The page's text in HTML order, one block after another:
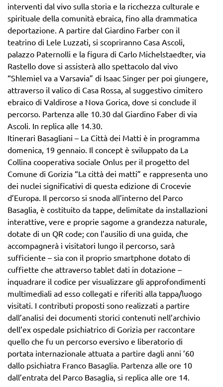
interventi dal vivo sulla storia e la ricchezza culturale e
spirituale della comunità ebraica, fino alla drammatica
deportazione. A partire dal Giardino Farber con il
teatrino di Lele Luzzati, si scopriranno Casa Ascoli,
palazzo Paternolli e la figura di Carlo Michelstaedter, via
Rastello dove si assisterà allo spettacolo dal vivo
“Shlemiel va a Varsavia” di Isaac Singer per poi giungere,
attraverso il valico di Casa Rossa, al suggestivo cimitero
ebraico di Valdirose a Nova Gorica, dove si conclude il
percorso. Partenza alle 10.30 dal Giardino Faber di via
Ascoli. In replica alle 14.30.
Itinerari Basagliani – La Città dei Matti è in programma
domenica, 19 gennaio. Il concept è sviluppato da La
Collina cooperativa sociale Onlus per il progetto del
Comune di Gorizia “La città dei matti” e rappresenta uno
dei nuclei significativi di questa edizione di Crocevie
d’Europa. Il percorso si snoda all’interno del Parco
Basaglia, è costituito da tappe, delimitate da installazioni
interattive, vere e proprie sagome a grandezza naturale,
dotate di un QR code; con l’ausilio di una guida, che
accompagnerà i visitatori lungo il percorso, sarà
sufficiente – sia con il proprio smartphone dotato di
cuffiette che attraverso tablet dati in dotazione –
inquadrare il codice per visualizzare gli approfondimenti
multimediali ad esso collegati e riferiti alla tappa/luogo
visitati. I contributi proposti sono realizzati a partire
dall’analisi dei documenti storici contenuti nell’archivio
dell’ex ospedale psichiatrico di Gorizia per raccontare
quello che fu un percorso eversivo e liberatorio di
portata internazionale attuata a partire dagli anni ’60
dallo psichiatra Franco Basaglia. Partenza alle ore 10
dall’entrata del Parco Basaglia, si replica alle ore 14.